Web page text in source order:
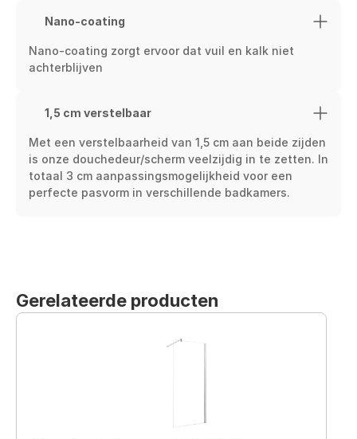
Nano-coating
Nano-coating zorgt ervoor dat vuil en kalk niet
achterblijven
1,5 cm verstelbaar
Met een verstelbaarheid van 1,5 cm aan beide zijden
is onze douchedeur/scherm veelzijdig in te zetten. In
totaal 3 cm aanpassingsmogelijkheid voor een
perfecte pasvorm in verschillende badkamers.
Gerelateerde producten